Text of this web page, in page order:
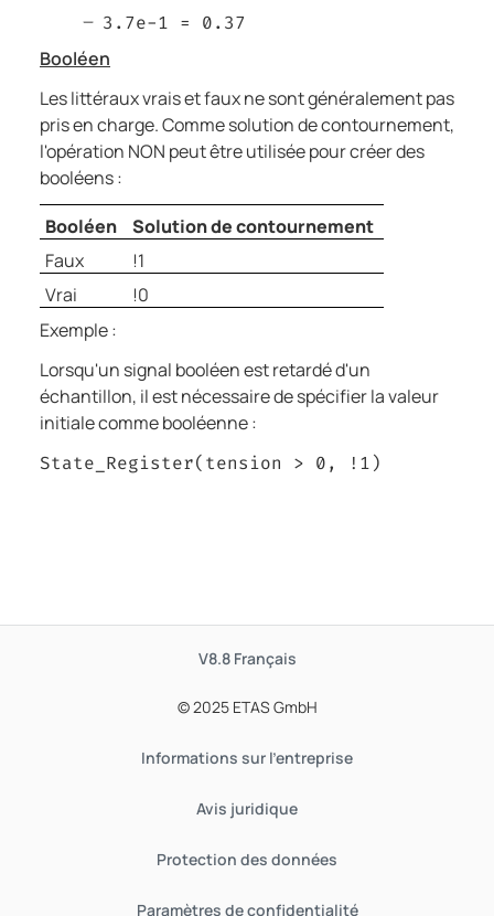
3.7e-1 = 0.37
Booléen
Les littéraux vrais et faux ne sont généralement pas
pris en charge. Comme solution de contournement,
l'opération NON peut être utilisée pour créer des
booléens :
Booléen
Solution de contournement
Faux
!1
Vrai
!0
Exemple :
Lorsqu'un signal booléen est retardé d'un
échantillon, il est nécessaire de spécifier la valeur
initiale comme booléenne :
State_Register(tension > 0, !1)
V8.8 Français
© 2025 ETAS GmbH
Informations sur l'entreprise
Avis juridique
Protection des données
Paramètres de confidentialité